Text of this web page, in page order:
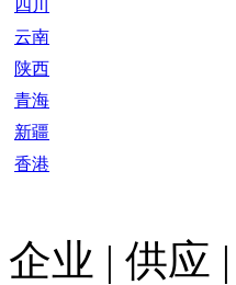
四川
云南
陕西
青海
新疆
香港
企业 | 供应 |